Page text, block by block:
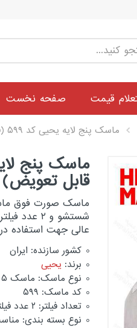
قیمت صفحه نخست
ماسک پنج لایه یحیی کد ۵۹۹ (فیلتر قابل تعویض)
قابل تعویض)
عالی جهت استفاده
کشور سازنده: ایران
برند: یحیی
نوع ماسک: ماسک ۵ لایه با رویه قابل شستشو
کد ماسک: ۵۹۹
تعداد فیلتر: ۲ عدد فیلتر ۵ لایه با قابلیت تعویض
نوع بسته بندی: